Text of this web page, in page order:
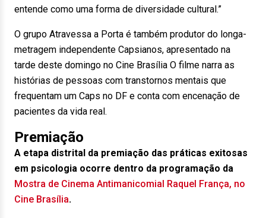
entende como uma forma de diversidade cultural.”
O grupo Atravessa a Porta é também produtor do longa-
metragem independente Capsianos, apresentado na
tarde deste domingo no Cine Brasília O filme narra as
histórias de pessoas com transtornos mentais que
frequentam um Caps no DF e conta com encenação de
pacientes da vida real.
Premiação
A etapa distrital da premiação das práticas exitosas
em psicologia ocorre dentro da programação da
Mostra de Cinema Antimanicomial Raquel França, no
Cine Brasília.